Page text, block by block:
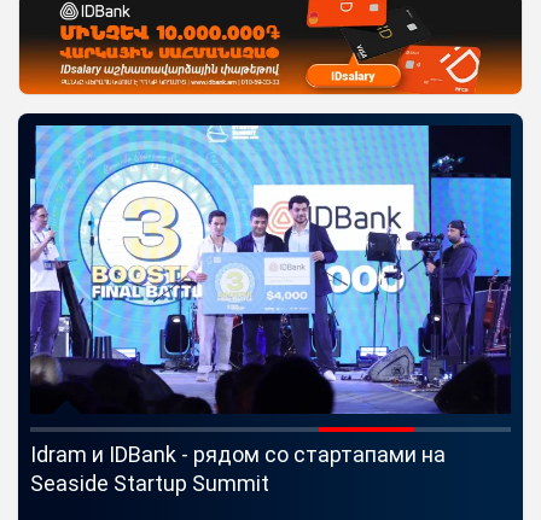
Idram и IDBank - рядом со стартапами на
Seaside Startup Summit